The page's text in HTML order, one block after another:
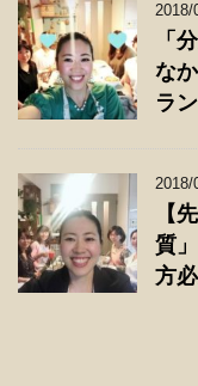
2018/
「
な
ラ
2018/
【
質
方